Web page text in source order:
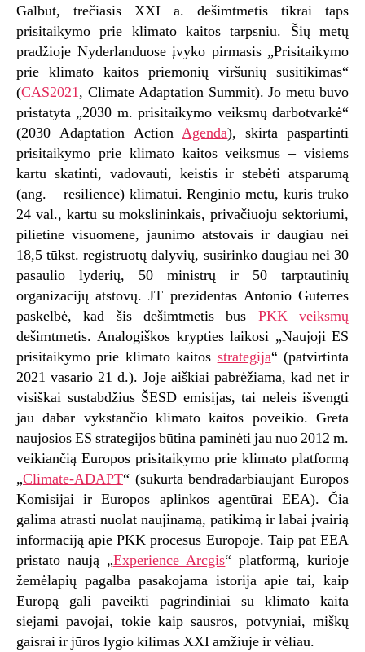
Galbūt, trečiasis XXI a. dešimtmetis tikrai taps
prisitaikymo prie klimato kaitos tarpsniu. Šių metų
pradžioje Nyderlanduose įvyko pirmasis „Prisitaikymo
prie klimato kaitos priemonių viršūnių susitikimas“
(CAS2021, Climate Adaptation Summit). Jo metu buvo
pristatyta „2030 m. prisitaikymo veiksmų darbotvarkė“
(2030 Adaptation ActionAgenda), skirta paspartinti
prisitaikymo prie klimato kaitos veiksmus – visiems
kartu skatinti, vadovauti, keistis ir stebėti atsparumą
(ang. – resilience) klimatui. Renginio metu, kuris truko
24 val., kartu su mokslininkais, privačiuoju sektoriumi,
pilietine visuomene, jaunimo atstovais ir daugiau nei
18,5 tūkst. registruotų dalyvių, susirinko daugiau nei 30
pasaulio lyderių, 50 ministrų ir 50 tarptautinių
organizacijų atstovų. JT prezidentas Antonio Guterres
paskelbė, kad šis dešimtmetis bus PKK veiksmų
dešimtmetis. Analogiškos krypties laikosi „Naujoji ES
prisitaikymo prie klimato kaitos strategija“ (patvirtinta
2021 vasario 21 d.). Joje aiškiai pabrėžiama, kad net ir
visiškai sustabdžius ŠESD emisijas, tai neleis išvengti
jau dabar vykstančio klimato kaitos poveikio. Greta
naujosios ES strategijos būtina paminėti jau nuo 2012 m.
veikiančią Europos prisitaikymo prie klimato platformą
„Climate-ADAPT“ (sukurta bendradarbiaujant Europos
Komisijai ir Europos aplinkos agentūrai EEA). Čia
galima atrasti nuolat naujinamą, patikimą ir labai įvairią
informaciją apie PKK procesus Europoje. Taip pat EEA
pristato naują „Experience Arcgis“ platformą, kurioje
žemėlapių pagalba pasakojama istorija apie tai, kaip
Europą gali paveikti pagrindiniai su klimato kaita
siejami pavojai, tokie kaip sausros, potvyniai, miškų
gaisrai ir jūros lygio kilimas XXI amžiuje ir vėliau.